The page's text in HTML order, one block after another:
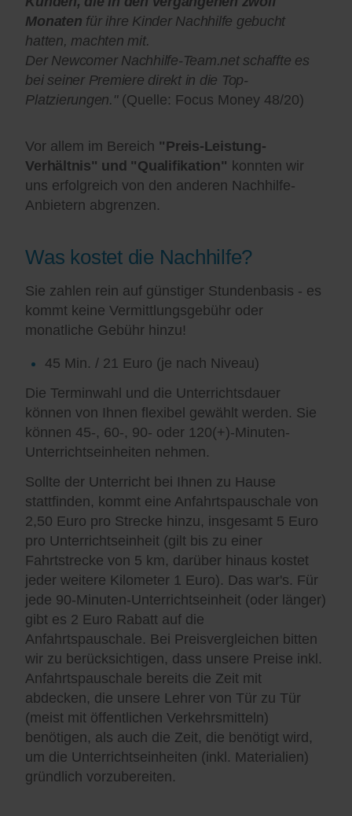
Monaten für ihre Kinder Nachhilfe gebucht
hatten, machten mit.
Der Newcomer Nachhilfe-Team.net schaffte es
bei seiner Premiere direkt in die Top-
Platzierungen."(Quelle: Focus Money 48/20)
Vor allem im Bereich "Preis-Leistung-
Verhältnis" und "Qualifikation" konnten wir
uns erfolgreich von den anderen Nachhilfe-
Anbietern abgrenzen.
Was kostet die Nachhilfe?
Sie zahlen rein auf günstiger Stundenbasis - es
kommt keine Vermittlungsgebühr oder
monatliche Gebühr hinzu!
45 Min. / 21 Euro (je nach Niveau)
Die Terminwahl und die Unterrichtsdauer
können von Ihnen flexibel gewählt werden. Sie
können 45-, 60-, 90- oder 120(+)-Minuten-
Unterrichtseinheiten nehmen.
Sollte der Unterricht bei Ihnen zu Hause
stattfinden, kommt eine Anfahrtspauschale von
2,50 Euro pro Strecke hinzu, insgesamt 5 Euro
pro Unterrichtseinheit (gilt bis zu einer
Fahrtstrecke von 5 km, darüber hinaus kostet
jeder weitere Kilometer 1 Euro). Das war's. Für
jede 90-Minuten-Unterrichtseinheit (oder länger)
gibt es 2 Euro Rabatt auf die
Anfahrtspauschale. Bei Preisvergleichen bitten
wir zu berücksichtigen, dass unsere Preise inkl.
Anfahrtspauschale bereits die Zeit mit
abdecken, die unsere Lehrer von Tür zu Tür
(meist mit öffentlichen Verkehrsmitteln)
benötigen, als auch die Zeit, die benötigt wird,
um die Unterrichtseinheiten (inkl. Materialien)
gründlich vorzubereiten.